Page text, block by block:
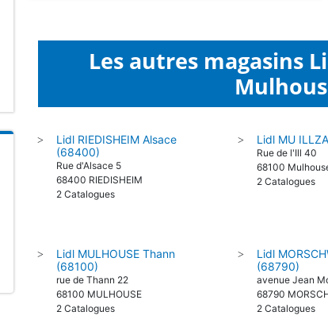
Les autres magasins
>
Lidl RIEDISHEIM Alsace
(68400)
Rue d'Alsace 5
68400 RIEDISHEIM
2 Catalogues
> Lidl MU
Rue de l'Ill 40
68100
2 Catalogues
>
Lidl MULHOUSE Thann
(68100)
rue de Thann 22
68100 MULHOUSE
2 Catalogues
>
Lidl
(68790)
avenue Jean
68790
2 Catalogues